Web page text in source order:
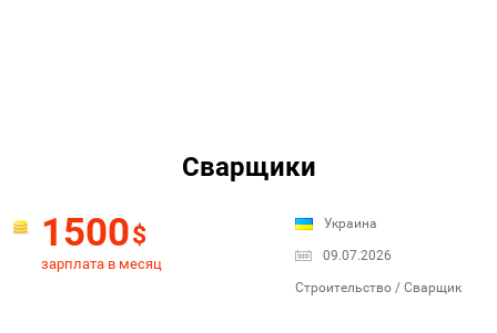
Сварщики
1500$
зарплата в месяц
Украина
09.07.2026
Строительство / Сварщик